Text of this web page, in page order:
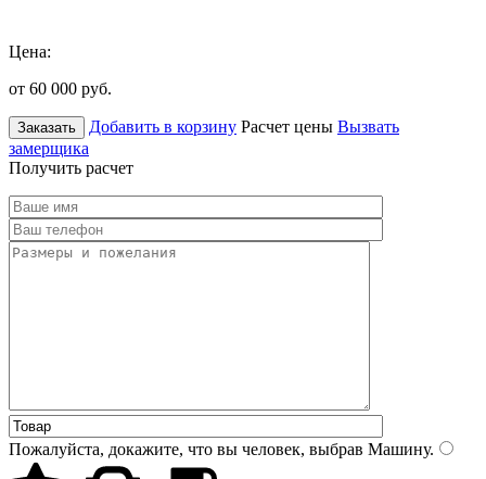
Цена:
от 60 000 руб.
Заказать Добавить в корзину Расчет цены Вызвать
замерщика
Получить расчет
Пожалуйста, докажите, что вы человек, выбрав Машину.